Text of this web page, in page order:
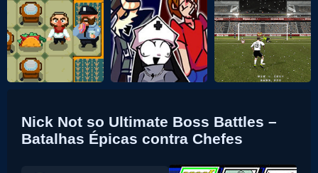
Nick Not so Ultimate Boss Battles –
Batalhas Épicas contra Chefes